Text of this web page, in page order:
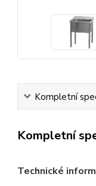
Kompletní
Kompletní
Technické